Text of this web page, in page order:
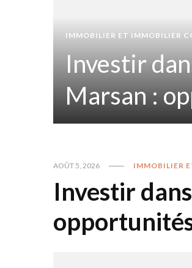
IMMOBILIER ET IMMOBILIER
Investir
Marsan :
AOÛT 5, 2026 IMMOBILIER
Investir